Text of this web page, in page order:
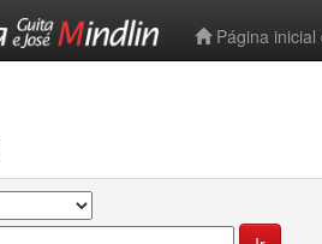
Página inicial